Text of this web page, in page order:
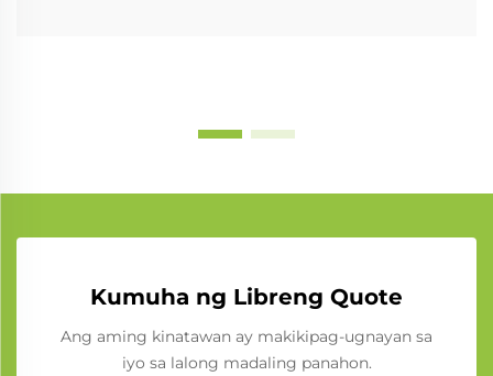
Kumuha ng Libreng Quote
Ang aming kinatawan ay makikipag-ugnayan sa
iyo sa lalong madaling panahon.